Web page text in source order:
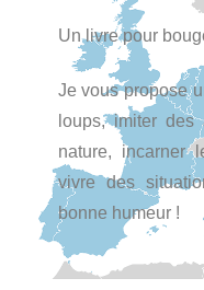
Un livre pour
Je vous propose
loups, imiter
nature, incarner
vivre des
bonne humeur !